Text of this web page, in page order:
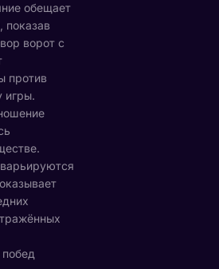
обещает
показав
ворот с
против
игры.